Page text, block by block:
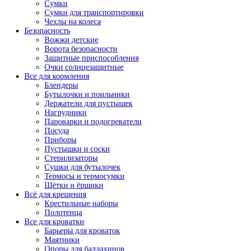
Сумки
Сумки для транспортировки
Чехлы на колеса
Безопасность
Вожжи детские
Ворота безопасности
Защитные приспособления
Очки солнцезащитные
Все для кормления
Блендеры
Бутылочки и поильники
Держатели для пустышек
Нагрудники
Пароварки и подогреватели
Посуда
Приборы
Пустышки и соски
Стерилизаторы
Сушки для бутылочек
Термосы и термосумки
Щётки и ёршики
Всё для крещения
Крестильные наборы
Полотенца
Все для кроватки
Барьеры для кроваток
Маятники
Опоры для балдахинов